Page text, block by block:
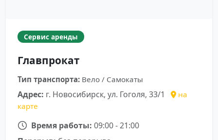
Сервис аренды
Главпрокат
Тип транспорта: Вело / Самокаты
Адрес: г. Новосибирск, ул. Гоголя, 33/1
на
карте
Время работы: 09:00 - 21:00